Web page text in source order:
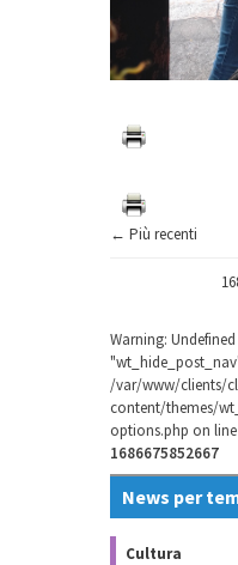
← Più recenti
Warning:
/var/www/clients/
content/themes/
options.php on line
1686675852667
News per
Cultura